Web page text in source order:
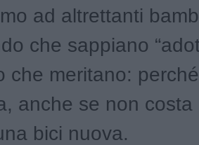
ad altrettanti
che sappiano
che meritano:
anche se non
bici nuova.